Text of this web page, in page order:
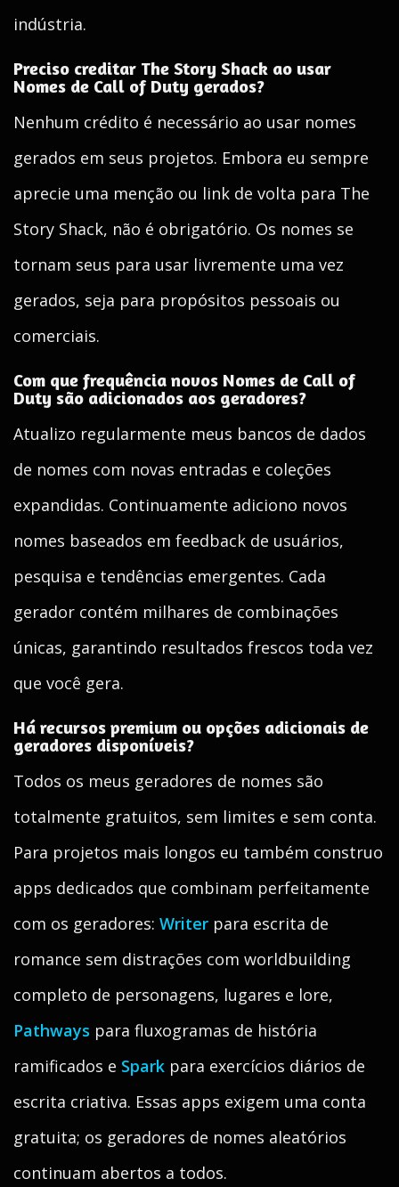
indústria.
Preciso creditar The Story Shack ao usar
Nomes de Call of Duty gerados?
Nenhum crédito é necessário ao usar nomes
gerados em seus projetos. Embora eu sempre
aprecie uma menção ou link de volta para The
Story Shack, não é obrigatório. Os nomes se
tornam seus para usar livremente uma vez
gerados, seja para propósitos pessoais ou
comerciais.
Com que frequência novos Nomes de Call of
Duty são adicionados aos geradores?
Atualizo regularmente meus bancos de dados
de nomes com novas entradas e coleções
expandidas. Continuamente adiciono novos
nomes baseados em feedback de usuários,
pesquisa e tendências emergentes. Cada
gerador contém milhares de combinações
únicas, garantindo resultados frescos toda vez
que você gera.
Há recursos premium ou opções adicionais de
geradores disponíveis?
Todos os meus geradores de nomes são
totalmente gratuitos, sem limites e sem conta.
Para projetos mais longos eu também construo
apps dedicados que combinam perfeitamente
com os geradores: Writer para escrita de
romance sem distrações com worldbuilding
completo de personagens, lugares e lore,
Pathways para fluxogramas de história
ramificados e Spark para exercícios diários de
escrita criativa. Essas apps exigem uma conta
gratuita; os geradores de nomes aleatórios
continuam abertos a todos.